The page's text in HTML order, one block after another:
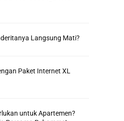
Langsung Mati?
Paket Internet XL
untuk Apartemen?